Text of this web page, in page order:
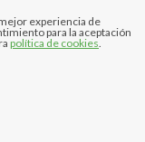
experiencia de
para la aceptación
política de cookies